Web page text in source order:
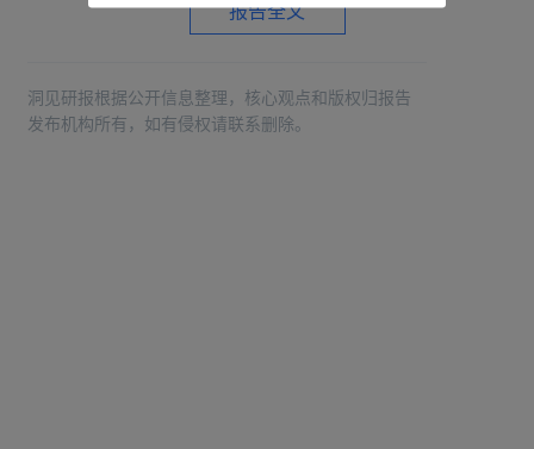
报告全文
洞见研报根据公开信息整理，核心观点和版权归报告
发布机构所有，如有侵权请联系删除。